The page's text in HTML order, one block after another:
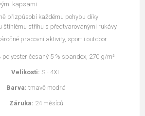
kapsami
přizpůsobí každému pohybu díky
štíhlému střihu s předtvarovanými rukávy
pracovní aktivity, sport i outdoor
polyester česaný 5 % spandex, 270 g/m²
Velikosti: S - 4XL
Barva: tmavě modrá
Záruka: 24 měsíců